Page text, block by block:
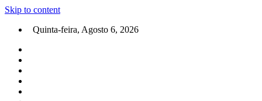
Skip to content
Quinta-feira, Agosto 6, 2026